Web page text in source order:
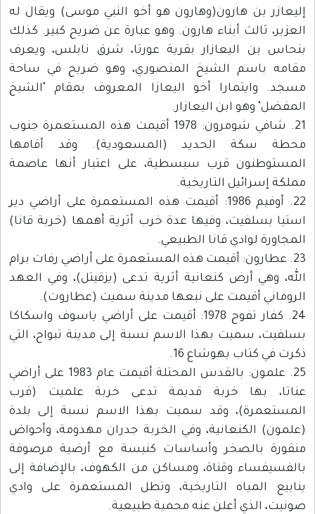
إليعازر بن هارون(وهارون هو أخو النبي موسى) ويقال له
العزير، ثالث أبناء هارون. وهو عبارة عن ضريح كبير. كذلك
بنحاس بن اليعازار بقرية عورتا، شرق نابلس، ويعرف
مقامه باسم الشيخ المنصوري، وهو ضريح في ساحة
مسجد. وايتمارا أخو اليعازا المعروف بمقام "الشيخ
المفضل" وهو ابن اليعازار.
21. شافي شومرون: 1978 أقيمت هذه المستعمرة جنوب
محطة سكة الحديد (المسعودية). وقد أقامها
المستوطنون قرب سبسطية، على اعتبار أنها عاصمة
مملكة إسرائيل التاريخية.
22. أوفيم 1986: أقيمت هذه المستعمرة على أراضي دير
استيا بسلفيت، وفيها عدة خرب أثرية أهمها (خربة قانا)
المجاورة لوادي قانا الطبيعي.
23. عطارون: أقيمت هذه المستعمرة على أراضي رفات برام
الله، وهي أرض كنعانية أثرية تدعى (يزقيتل)، وفي العهد
الروماني أقيمت على نبعها مدينة سميت (عطاروت).
24. كفار تفوح 1978: أقيمت على أراضي ياسوف واسكاكا
بسلفيت، سميت بهذا الاسم نسبة إلى مدينة تبواح، التي
ذكرت في كتاب يهوشاع 16.
25. علمون: بالقدس المحتلة أقيمت عام 1983 على أراضي
عناتا، بها خربة قديمة تدعى خربة علميت (قرب
المستعمرة)، وقد سميت بهذا الاسم نسبة إلى بلدة
(علمون) الكنعانية، وفي الخربة جدران مهدومة، وأحواض
منقورة بالصخر وأساسات كنيسة مع أرضية مرصوفة
بالفسيفساء وقناة، ومساكن من الكهوف، بالإضافة إلى
ينابيع المياه التاريخية، وتطل المستعمرة على وادي
صونيت، الذي أعلن عنه محمية طبيعية.